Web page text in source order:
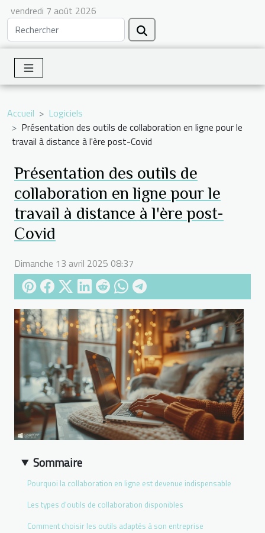
vendredi 7 août 2026
Accueil
Logiciels
Présentation des outils de collaboration en ligne pour le
travail à distance à l'ère post-Covid
Présentation des outils de
collaboration en ligne pour le
travail à distance à l'ère post-
Covid
Dimanche 13 avril 2025 08:37
Sommaire
Pourquoi la collaboration en ligne est devenue indispensable
Les types d'outils de collaboration disponibles
Comment choisir les outils adaptés à son entreprise